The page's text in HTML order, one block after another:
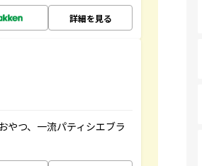
詳細を見る
やつ、一流パティシエブラ